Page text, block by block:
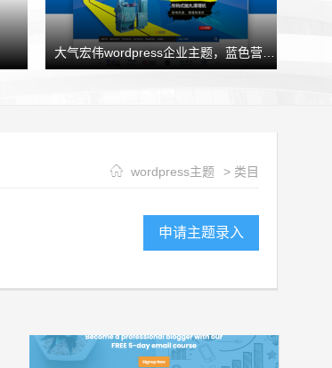
大气宏伟wordpress企业主题，蓝色营销型企业模板HJtheme发布
wordpress主题 > 类目
申请主题录入